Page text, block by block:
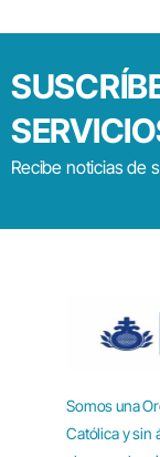
Recibe noticias de
Somos una
Católica y sin